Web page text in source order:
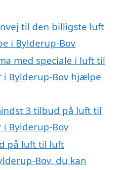
til den billigste luft
i Bylderup-Bov
med speciale i luft til
Bylderup-Bov hjælpe
3 tilbud på luft til
Bylderup-Bov
på luft til luft
Bov, du kan